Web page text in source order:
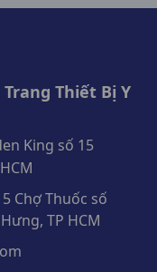
Thiết Bị Y
King số 15
Chợ Thuốc số
TP HCM